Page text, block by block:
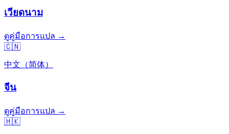
เวียดนาม
ดูคู่มือการแปล →
🇨🇳
中文（简体）
จีน
ดูคู่มือการแปล →
🇭🇰